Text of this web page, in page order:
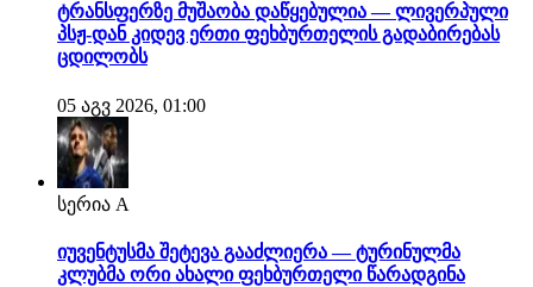
ტრანსფერზე მუშაობა დაწყებულია — ლივერპული
პსჟ-დან კიდევ ერთი ფეხბურთელის გადაბირებას
ცდილობს
05 აგვ 2026, 01:00
სერია A
იუვენტუსმა შეტევა გააძლიერა — ტურინულმა
კლუბმა ორი ახალი ფეხბურთელი წარადგინა